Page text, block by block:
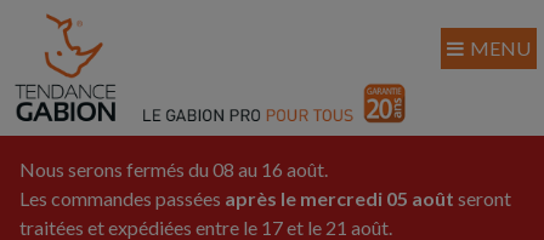
Nous serons fermés du 08 au 16 août.
Les commandes passées après le mercredi 05 août seront
traitées et expédiées entre le 17 et le 21 août.
MENU